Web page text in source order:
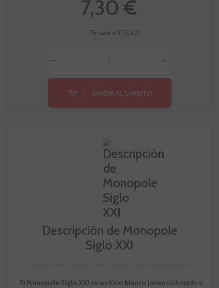
7,30 €
Te sale a 9,73 €/l
- +
AÑADIR AL CARRITO
Descripción de Monopole
Siglo XXI
El Monopole Siglo XXI es un Vino blanco joven elaborado a